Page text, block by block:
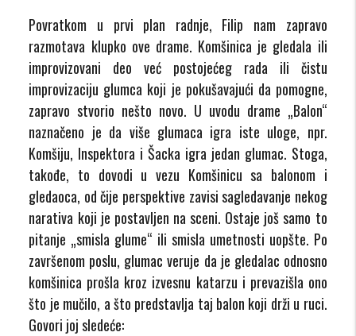
Povratkom u prvi plan radnje, Filip nam zapravo
razmotava klupko ove drame. Komšinica je gledala ili
improvizovani deo već postojećeg rada ili čistu
improvizaciju glumca koji je pokušavajući da pomogne,
zapravo stvorio nešto novo. U uvodu drame „Balon“
naznačeno je da više glumaca igra iste uloge, npr.
Komšiju, Inspektora i Šacka igra jedan glumac. Stoga,
takođe, to dovodi u vezu Komšinicu sa balonom i
gledaoca, od čije perspektive zavisi sagledavanje nekog
narativa koji je postavljen na sceni. Ostaje još samo to
pitanje „smisla glume“ ili smisla umetnosti uopšte. Po
završenom poslu, glumac veruje da je gledalac odnosno
komšinica prošla kroz izvesnu katarzu i prevazišla ono
što je mučilo, a što predstavlja taj balon koji drži u ruci.
Govori joj sledeće: